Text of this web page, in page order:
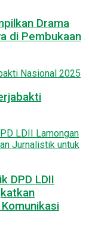
Drama
di Pembukaan
DPD LDII